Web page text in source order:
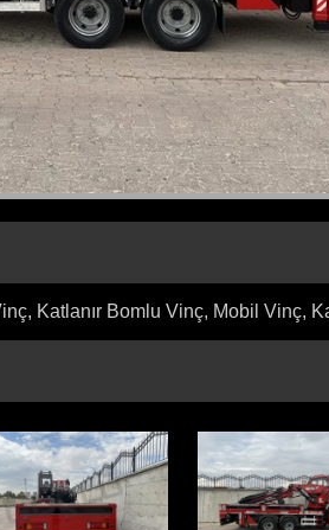
Katlanır Bomlu Vinç, Mobil Vinç,